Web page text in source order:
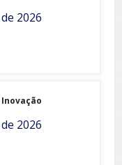
2026
2026